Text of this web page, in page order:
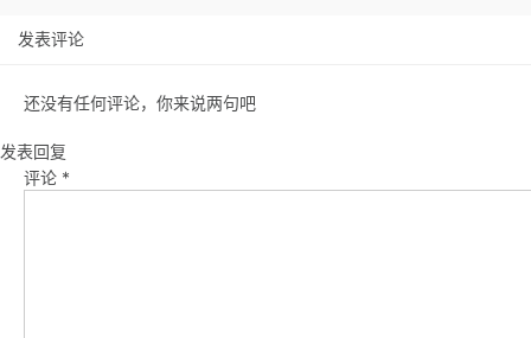
发表评论
还没有任何评论，你来说两句吧
发表回复
评论 *